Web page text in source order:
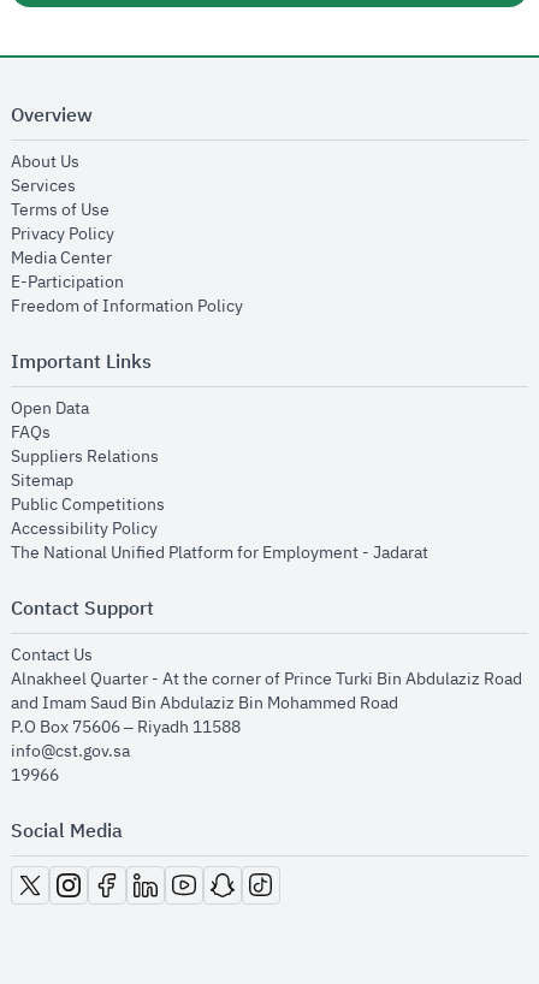
Overview
About Us
Services
Terms of Use
Privacy Policyopens in new window
Media Centeropens in new window
E-Participation
Freedom of Information Policyopens in new window
Important Links
Open Dataopens in new window
FAQs
Suppliers Relations
Sitemapopens in new window
Public Competitions
Accessibility Policyopens in new window
The National Unified Platform for Employment - Jadaratopens in new
Contact Support
Contact Us
Alnakheel Quarter - At the corner of Prince Turki Bin Abdulaziz Road
and Imam Saud Bin Abdulaziz Bin Mohammed Road​
P.O Box 75606 – Riyadh 11588
info@cst.gov.sa
19966
Social Media
opens in new window
opens in new window
opens in new window
opens in new window
opens in new window
opens in new window
opens in new window